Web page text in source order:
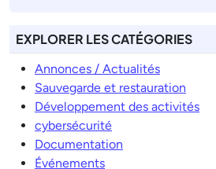
EXPLORER LES CATÉGORIES
Annonces / Actualités
Sauvegarde et restauration
Développement des activités
cybersécurité
Documentation
Événements